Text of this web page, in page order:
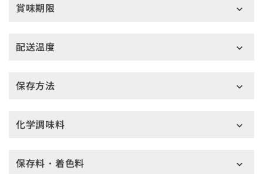
賞味期限
配送温度
保存方法
化学調味料
保存料・着色料